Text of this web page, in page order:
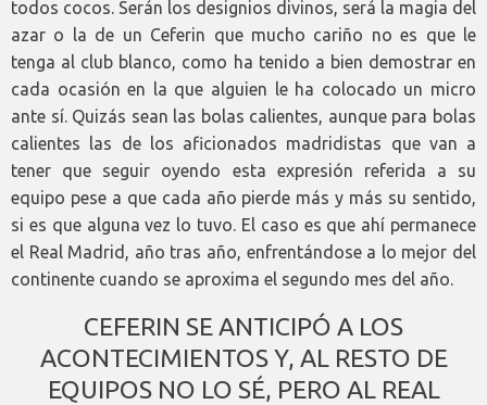
todos cocos. Serán los designios divinos, será la magia del
azar o la de un Ceferin que mucho cariño no es que le
tenga al club blanco, como ha tenido a bien demostrar en
cada ocasión en la que alguien le ha colocado un micro
ante sí. Quizás sean las bolas calientes, aunque para bolas
calientes las de los aficionados madridistas que van a
tener que seguir oyendo esta expresión referida a su
equipo pese a que cada año pierde más y más su sentido,
si es que alguna vez lo tuvo. El caso es que ahí permanece
el Real Madrid, año tras año, enfrentándose a lo mejor del
continente cuando se aproxima el segundo mes del año.
CEFERIN SE ANTICIPÓ A LOS
ACONTECIMIENTOS Y, AL RESTO DE
EQUIPOS NO LO SÉ, PERO AL REAL